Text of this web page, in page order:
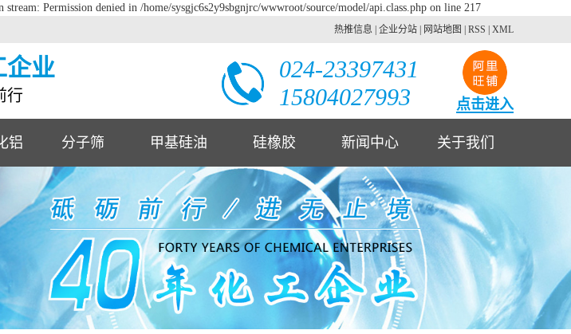
Permission denied in /home/sysgjc6s2y9sbgnjrc/wwwroot/source/model/api.class.php on line 217
热推信息 企业分站 网站地图 RSS XML
企业
行 点击进入
024-23397431
15804027993
铝 分子筛 甲基硅油 硅橡胶 新闻中心 关于我们